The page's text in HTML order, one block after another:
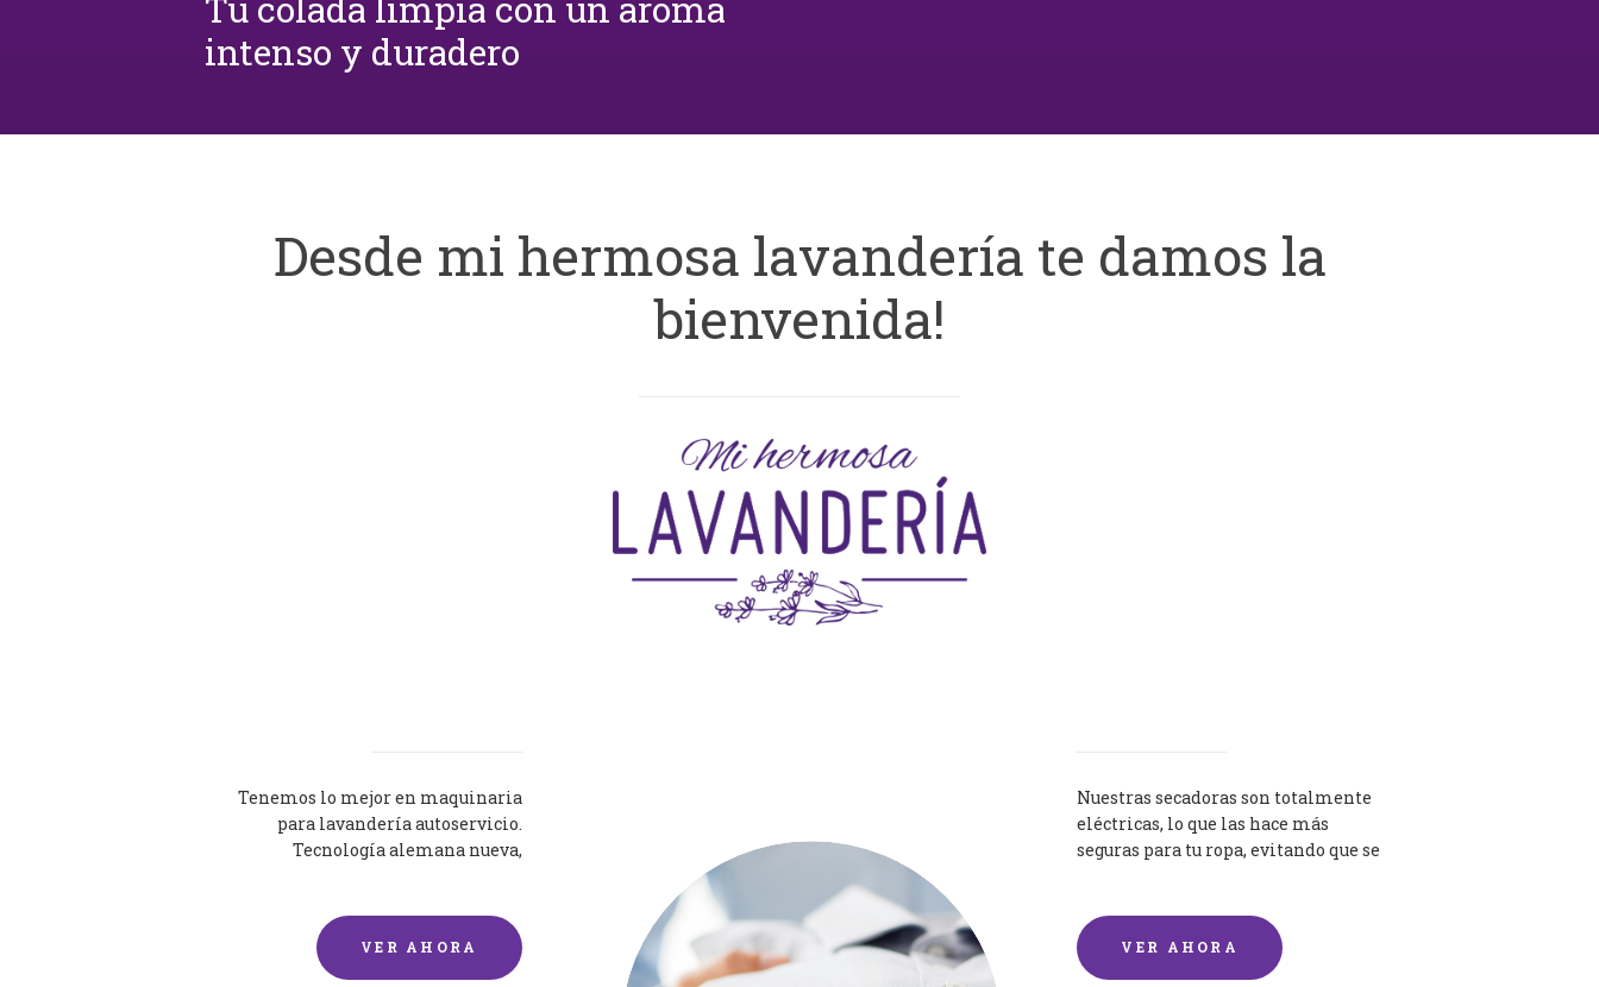
intenso y duradero
Desde mi hermosa lavandería te damos la
bienvenida!
Tenemos lo mejor en maquinaria
para lavandería autoservicio.
Tecnología alemana nueva,
VER AHORA
Nuestras secadoras son totalmente
eléctricas, lo que las hace más
seguras para tu ropa, evitando que se
VER AHORA